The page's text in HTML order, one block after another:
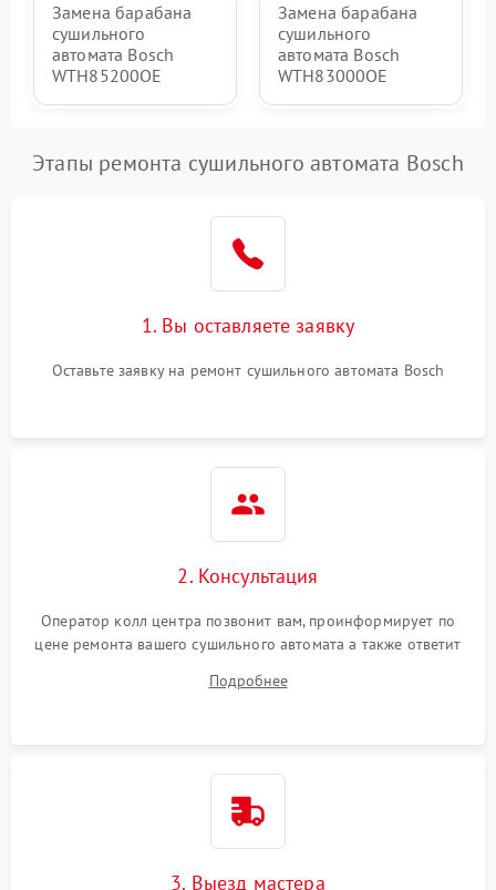
Замена барабана
сушильного
автомата Bosch
WTH85200OE
Замена барабана
сушильного
автомата Bosch
WTH83000OE
Этапы ремонта сушильного автомата Bosch
1. Вы оставляете заявку
Оставьте заявку на ремонт сушильного автомата Bosch
2. Консультация
Оператор колл центра позвонит вам, проинформирует по
цене ремонта вашего сушильного автомата а также ответит
Подробнее
3. Выезд мастера